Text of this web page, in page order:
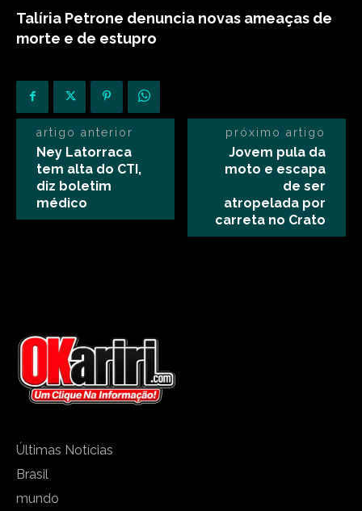
Talíria Petrone denuncia novas ameaças de
morte e de estupro
artigo anterior
Ney Latorraca
tem alta do CTI,
diz boletim
médico
próximo artigo
Jovem pula da
moto e escapa
de ser
atropelada por
carreta no Crato
Últimas Notícias
Brasil
mundo